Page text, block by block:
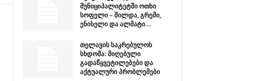
მუნიციპალიტეტში ოთხი
სოფელი – შილდა, გრემი,
ენისელი და ალმატი...
თელავის საკრებულოს
სხდომა: მიღებული
გადაწყვეტილებები და
აქტუალური პრობლემები